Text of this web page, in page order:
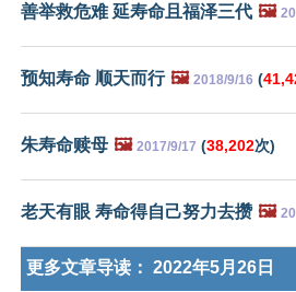
善举救危难 延寿命且福泽三代 🖼️
预知寿命 顺天而行 🖼️ 2018/9/16 (
朱寿命赎母 🖼️ 2017/9/17 (38,202次)
老天有眼 寿命得自己努力去攒 🖼️
更多文章导读： 2022年5月26日